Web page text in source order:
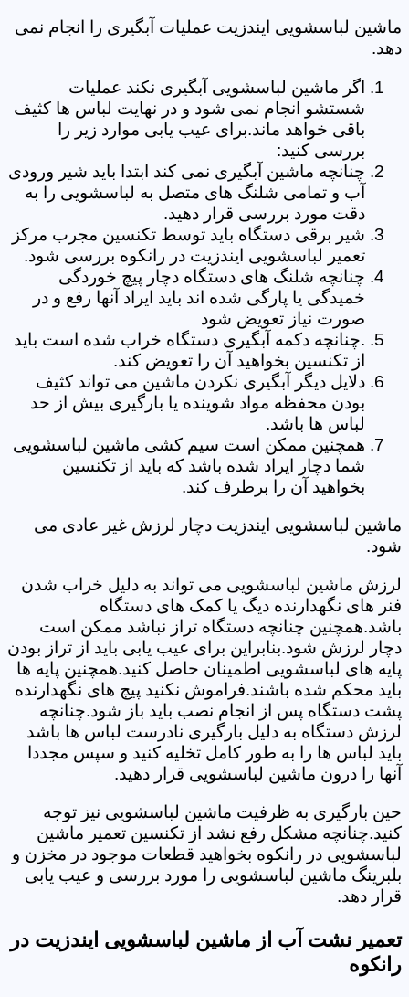
ماشین لباسشویی ایندزیت عملیات آبگیری را انجام نمی
دهد.
اگر ماشین لباسشویی آبگیری نکند عملیات
شستشو انجام نمی شود و در نهایت لباس ها کثیف
باقی خواهد ماند.برای عیب یابی موارد زیر را
بررسی کنید:
چنانچه ماشین آبگیری نمی کند ابتدا باید شیر ورودی
آب و تمامی شلنگ های متصل به لباسشویی را به
دقت مورد بررسی قرار دهید.
شیر برقی دستگاه باید توسط تکنسین مجرب مرکز
تعمیر لباسشویی ایندزیت در رانکوه بررسی شود.
چنانچه شلنگ های دستگاه دچار پیچ خوردگی
خمیدگی یا پارگی شده اند باید ایراد آنها رفع و در
صورت نیاز تعویض شود
.چنانچه دکمه آبگیری دستگاه خراب شده است باید
از تکنسین بخواهید آن را تعویض کند.
دلایل دیگر آبگیری نکردن ماشین می تواند کثیف
بودن محفظه مواد شوینده یا بارگیری بیش از حد
لباس ها باشد.
همچنین ممکن است سیم کشی ماشین لباسشویی
شما دچار ایراد شده باشد که باید از تکنسین
بخواهید آن را برطرف کند.
ماشین لباسشویی ایندزیت دچار لرزش غیر عادی می
شود.
لرزش ماشین لباسشویی می تواند به دلیل خراب شدن
فنر های نگهدارنده دیگ یا کمک های دستگاه
باشد.همچنین چنانچه دستگاه تراز نباشد ممکن است
دچار لرزش شود.بنابراین برای عیب یابی باید از تراز بودن
پایه های لباسشویی اطمینان حاصل کنید.همچنین پایه ها
باید محکم شده باشند.فراموش نکنید پیچ های نگهدارنده
پشت دستگاه پس از انجام نصب باید باز شود.چنانچه
لرزش دستگاه به دلیل بارگیری نادرست لباس ها باشد
باید لباس ها را به طور کامل تخلیه کنید و سپس مجددا
آنها را درون ماشین لباسشویی قرار دهید.
حین بارگیری به ظرفیت ماشین لباسشویی نیز توجه
کنید.چنانچه مشکل رفع نشد از تکنسین تعمیر ماشین
لباسشویی در رانکوه بخواهید قطعات موجود در مخزن و
بلبرینگ ماشین لباسشویی را مورد بررسی و عیب یابی
قرار دهد.
تعمیر نشت آب از ماشین لباسشویی ایندزیت در
رانکوه